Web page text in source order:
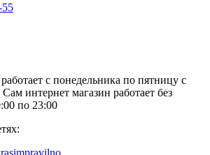
55
с понедельника по пятницу с
интернет магазин работает без
по 23:00